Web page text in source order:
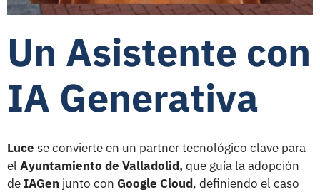
Un Asistente con
IA Generativa
Luce se convierte en un partner tecnológico clave para
el Ayuntamiento de Valladolid, que guía la adopción
deIAGen junto con Google Cloud, definiendo el caso